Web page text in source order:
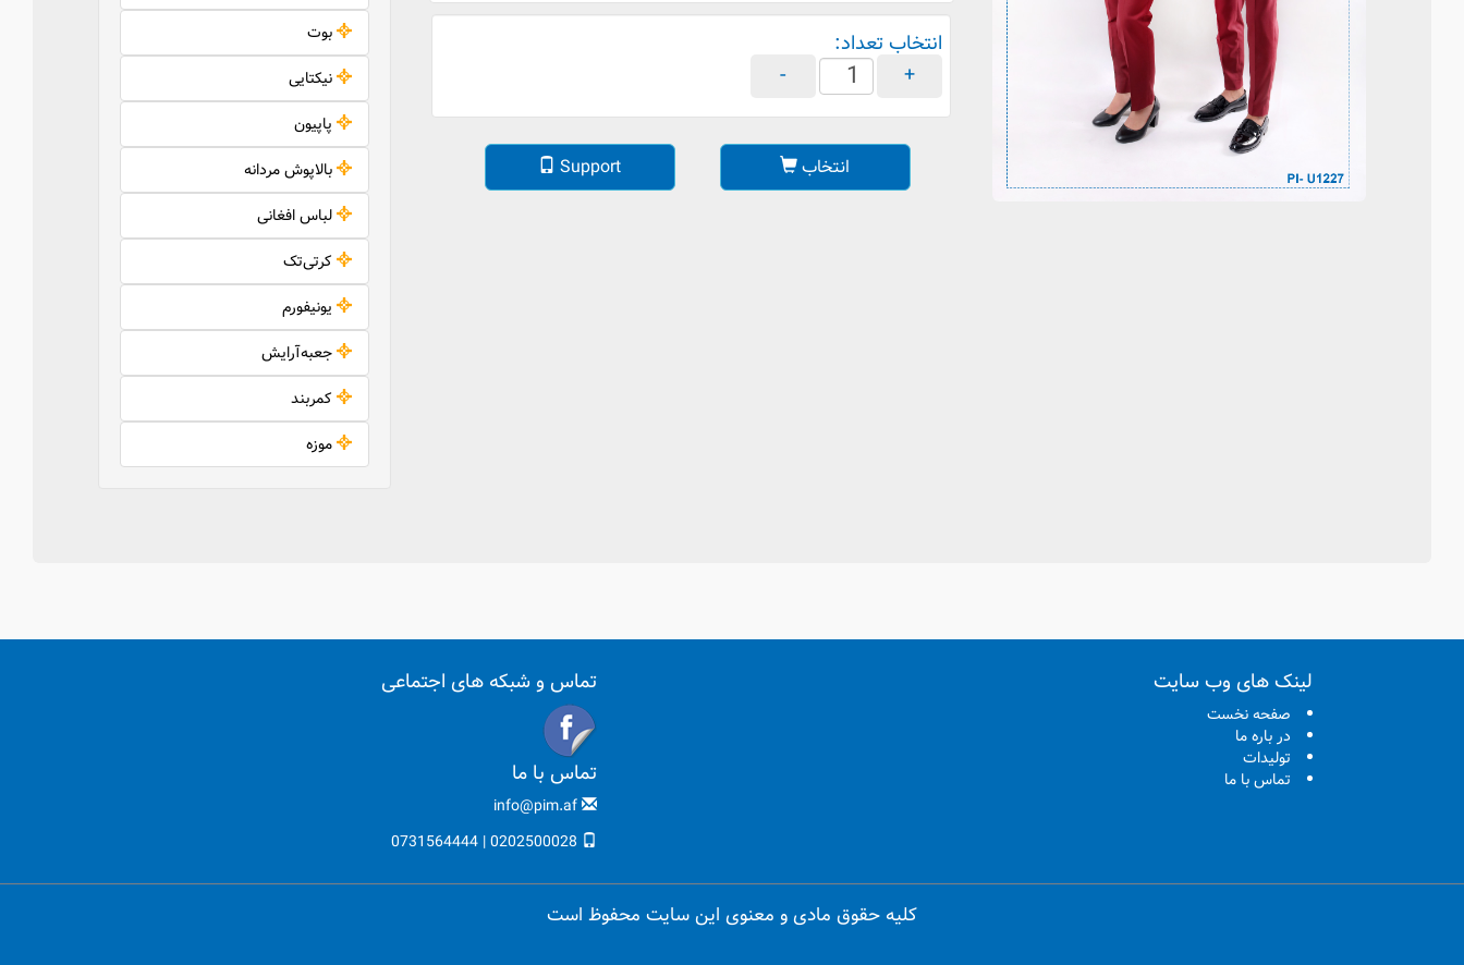
انتخاب تعداد:
+
-
انتخاب Support
بوت
نیکتایی
پاپیون
بالاپوش مردانه
لباس افغانی
کرتی‌تک
یونیفورم
جعبه‌آرایش
کمربند
موزه
لینک های وب سایت
صفحه نخست
در باره ما
تولیدات
تماس با ما
تماس و شبکه های اجتماعی
تماس با ما
info@pim.af
0202500028 | 0731564444
کلیه حقوق مادی و معنوی این سایت محفوظ است